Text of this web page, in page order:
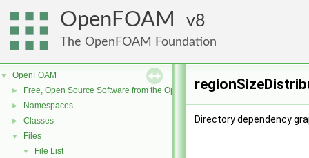
OpenFOAM 8
The OpenFOAM Foundation
▼ OpenFOAM
► Free, Open Source Software from the OpenFOAM Foundation
► Namespaces
► Classes
▼ Files
▼ File List
Directory dependency